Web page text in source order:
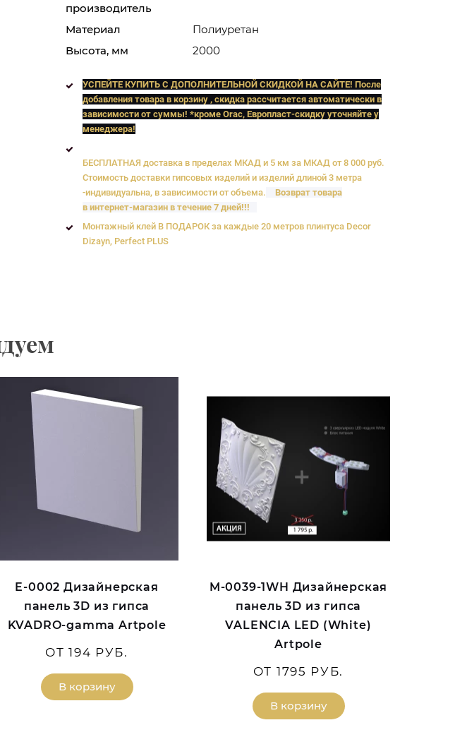
производитель
Материал
Полиуретан
Высота, мм
2000
УСПЕЙТЕ КУПИТЬ C ДОПОЛНИТЕЛЬНОЙ СКИДКОЙ НА САЙТЕ! После
добавления товара в корзину , скидка рассчитается автоматически в
зависимости от суммы! *кроме Orac, Европласт-скидку уточняйте у
менеджера!
БЕСПЛАТНАЯ доставка в пределах МКАД и 5 км за МКАД от 8 000 руб.
Стоимость доставки гипсовых изделий и изделий длиной 3 метра
-индивидуальна, в зависимости от объема.
Возврат товара
в интернет-магазин в течение 7 дней!!!
Монтажный клей В ПОДАРОК за каждые 20 метров плинтуса Decor
Dizayn, Perfect PLUS
E-0002 Дизайнерская
панель 3D из гипса
KVADRO-gamma Artpole
ОТ 194 РУБ.
В корзину
M-0039-1WH Дизайнерская
панель 3D из гипса
VALENCIA LED (White)
Artpole
ОТ 1795 РУБ.
В корзину